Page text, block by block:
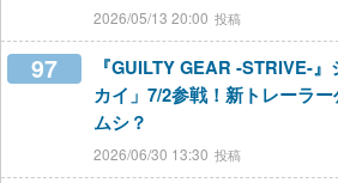
2026/05/13 20:00
97
『GUILTY GEAR -STRIVE-
カイ」7/2参戦！新トレーラ
ムシ？
2026/06/30 13:30